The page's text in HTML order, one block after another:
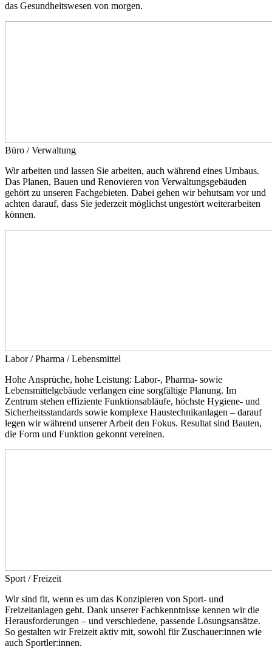
das Gesundheitswesen von morgen.
Büro / Verwaltung
Wir arbeiten und lassen Sie arbeiten, auch während eines Umbaus.
Das Planen, Bauen und Renovieren von Verwaltungsgebäuden
gehört zu unseren Fachgebieten. Dabei gehen wir behutsam vor und
achten darauf, dass Sie jederzeit möglichst ungestört weiterarbeiten
können.
Labor / Pharma / Lebensmittel
Hohe Ansprüche, hohe Leistung: Labor-, Pharma- sowie
Lebensmittelgebäude verlangen eine sorgfältige Planung. Im
Zentrum stehen effiziente Funktionsabläufe, höchste Hygiene- und
Sicherheitsstandards sowie komplexe Haustechnikanlagen – darauf
legen wir während unserer Arbeit den Fokus. Resultat sind Bauten,
die Form und Funktion gekonnt vereinen.
Sport / Freizeit
Wir sind fit, wenn es um das Konzipieren von Sport- und
Freizeitanlagen geht. Dank unserer Fachkenntnisse kennen wir die
Herausforderungen – und verschiedene, passende Lösungsansätze.
So gestalten wir Freizeit aktiv mit, sowohl für Zuschauer:innen wie
auch Sportler:innen.